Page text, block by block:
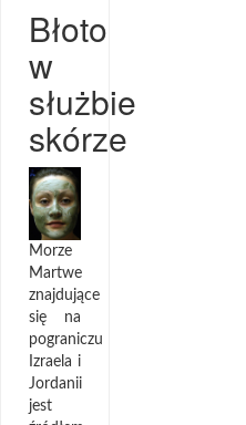
Błoto
w
służbie
skórze
Morze
Martwe
znajdujące
się na
pograniczu
Izraela i
Jordanii
jest